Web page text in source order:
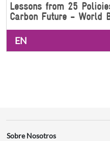
Lessons from 25
Carbon Future - World
EN
Sobre Nosotros